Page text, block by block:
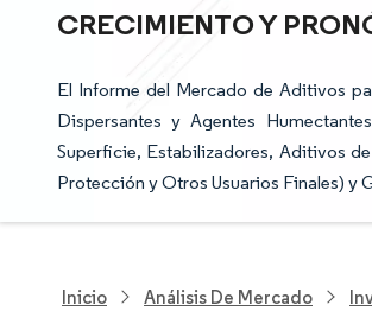
CRECIMIENTO Y
El Informe del Mercado de Aditivos
Dispersantes y Agentes
Superficie, Estabilizadores, Aditivos
Protección y Otros Usuarios Finales) y
Inicio Análisis De Mercado